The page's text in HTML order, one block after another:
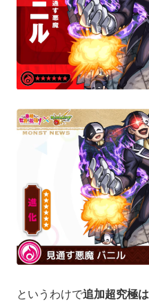
というわけで追加超究極は